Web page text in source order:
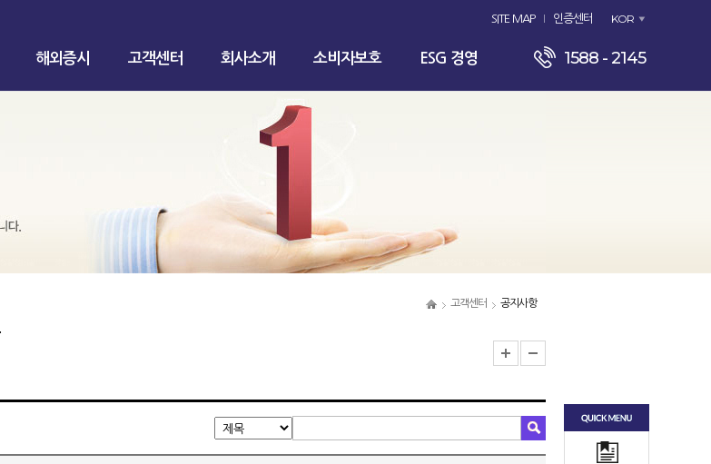
SITE MAP 인증센터 KOR
해외증시 고객센터 회사소개 소비자보호 ESG 경영 1588 - 2145
고객센터 공지사항